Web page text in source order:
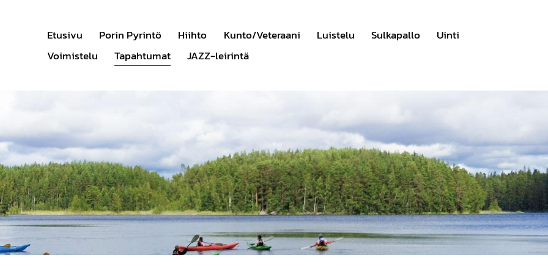
Etusivu Porin Pyrintö Hiihto Kunto/Veteraani Luistelu Sulkapallo
Uinti
Voimistelu
Tapahtumat JAZZ-leirintä